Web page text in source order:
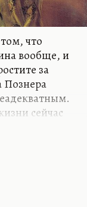
что
вообще, и
за
Познера
сейчас
Выбор,
случае
того же:
вне Родины —
он носил в